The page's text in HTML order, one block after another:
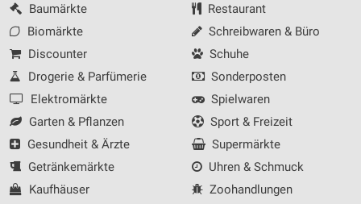
Baumärkte
Biomärkte
Discounter
Drogerie & Parfümerie
Elektromärkte
Garten & Pflanzen
Gesundheit & Ärzte
Getränkemärkte
Kaufhäuser
Restaurant
Schreibwaren & Büro
Schuhe
Sonderposten
Spielwaren
Sport & Freizeit
Supermärkte
Uhren & Schmuck
Zoohandlungen